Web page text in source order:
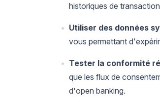
historiques de
Utiliser des données
vous permettant
Tester la conformité
que les flux de
d'open banking.